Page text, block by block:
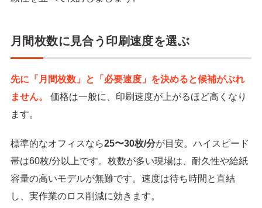
月間枚数に見合う印刷速度を選ぶ
先に「月間枚数」と「必要速度」を決めると候補がぶれ
ません。
価格は一般に、印刷速度が上がるほど高くなり
ます。
標準的なオフィスなら25〜30枚/分が目安。ハイスピード
帯は60枚/分以上です。枚数が多い現場は、耐久性や給紙
容量の高いモデルが無難です。速度は待ち時間と直結
し、実作業のロス削減に効きます。